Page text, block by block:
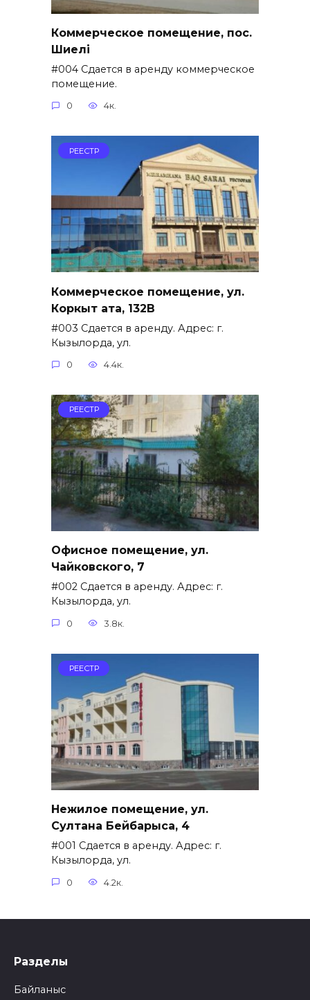
Коммерческое помещение, пос.
Шиелі
#004 Сдается в аренду коммерческое
помещение.
0 4к.
РЕЕСТР
Коммерческое помещение, ул.
Коркыт ата, 132В
#003 Сдается в аренду. Адрес: г.
Кызылорда, ул.
0 4.4к.
РЕЕСТР
Офисное помещение, ул.
Чайковского, 7
#002 Сдается в аренду. Адрес: г.
Кызылорда, ул.
0 3.8к.
РЕЕСТР
Нежилое помещение, ул.
Султана Бейбарыса, 4
#001 Сдается в аренду. Адрес: г.
Кызылорда, ул.
0 4.2к.
Разделы
Байланыс